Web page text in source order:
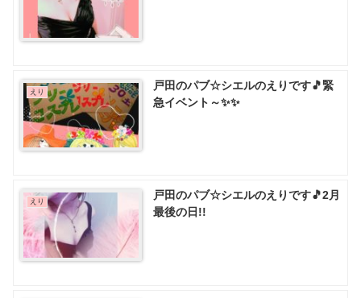
えり
戸田のパブ☆シエルのえりです🎵緊
急イベント～✨✨
えり
戸田のパブ☆シエルのえりです🎵2月
最後の日!!